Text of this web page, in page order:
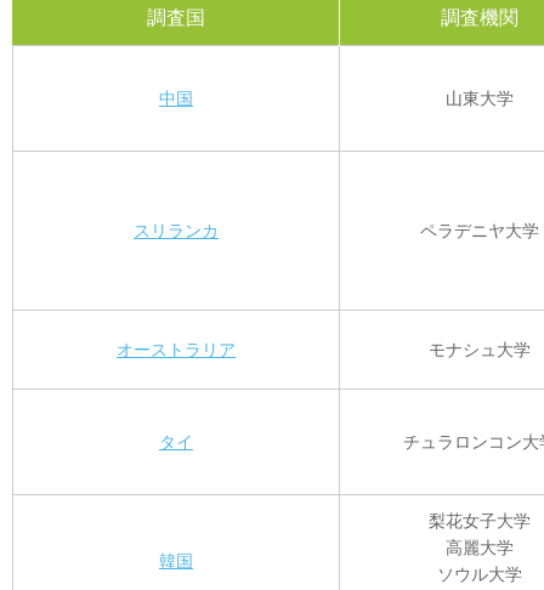
調査国 調査機関
中国 山東大学
スリランカ ペラデニヤ大学
オーストラリア モナシュ大学
タイ チュラロンコン大
韓国
梨花女子大学
高麗大学
ソウル大学